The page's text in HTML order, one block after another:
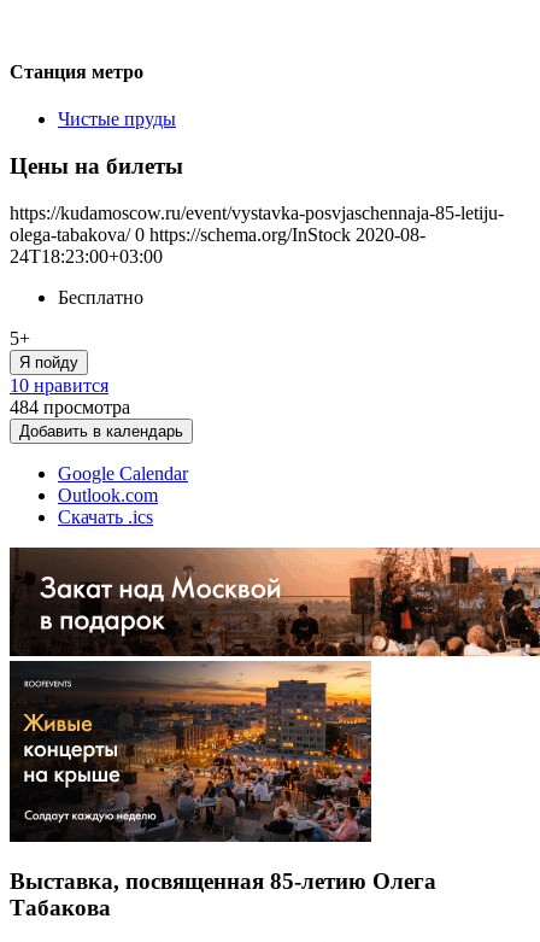
Станция метро
Чистые пруды
Цены на билеты
https://kudamoscow.ru/event/vystavka-posvjaschennaja-85-letiju-
olega-tabakova/ 0 https://schema.org/InStock 2020-08-
24T18:23:00+03:00
Бесплатно
5+
Я пойду
10 нравится
484 просмотра
Добавить в календарь
Google Calendar
Outlook.com
Скачать .ics
Выставка, посвященная 85-летию Олега
Табакова